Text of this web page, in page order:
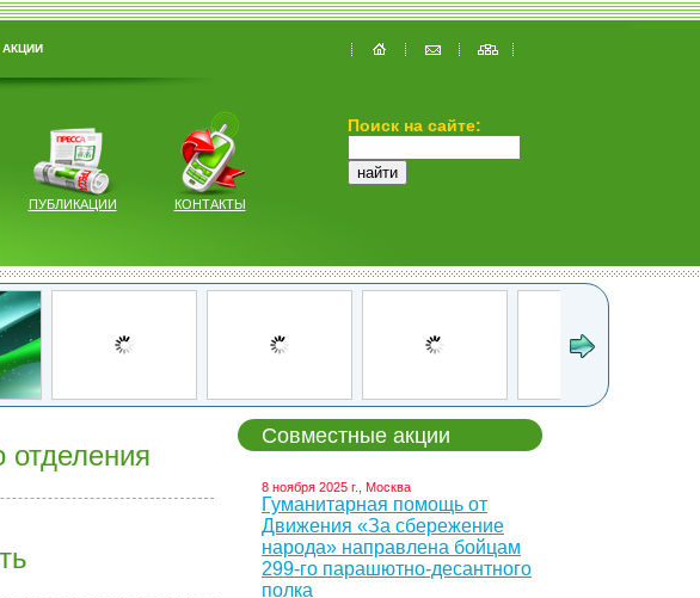
ПУБЛИКАЦИИ КОНТАКТЫ
Поиск на сайте:
отделения
Совместные акции
8 ноября 2025 г., Москва
Гуманитарная помощь от
Движения «За сбережение
народа» направлена бойцам
299-го парашютно-десантного
полка